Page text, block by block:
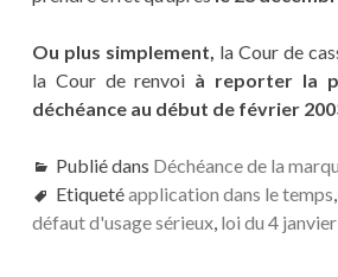
Ou plus simplement, la Cour de
la Cour de renvoi à reporter la
déchéance au début de février
Publié dans Déchéance de la
Etiquetéapplication dans le temps,
défaut d'usage sérieux, loi du 4